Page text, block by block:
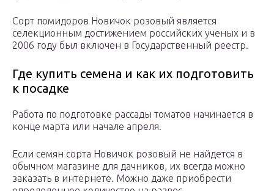
Сорт помидоров Новичок розовый является
селекционным достижением российских ученых и в
2006 году был включен в Государственный реестр.
Где купить семена и как их подготовить
к посадке
Работа по подготовке рассады томатов начинается в
конце марта или начале апреля.
Если семян сорта Новичок розовый не найдется в
обычном магазине для дачников, их всегда можно
заказать в интернете. Можно даже приобрести